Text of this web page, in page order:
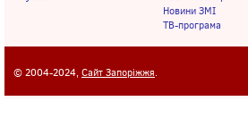
Новини ЗМІ
ТВ-програма
© 2004-2024, Сайт Запоріжжя.